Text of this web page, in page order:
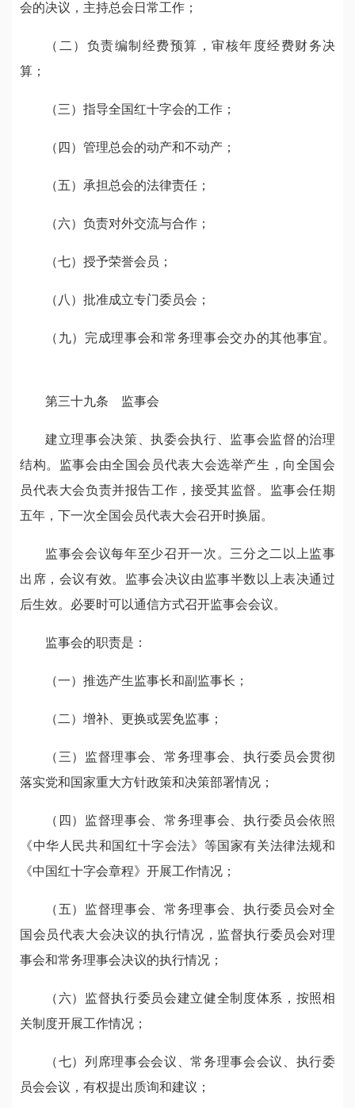
会的决议，主持总会日常工作；
（二）负责编制经费预算，审核年度经费财务决
算；
（三）指导全国红十字会的工作；
（四）管理总会的动产和不动产；
（五）承担总会的法律责任；
（六）负责对外交流与合作；
（七）授予荣誉会员；
（八）批准成立专门委员会；
（九）完成理事会和常务理事会交办的其他事宜。
第三十九条 监事会
建立理事会决策、执委会执行、监事会监督的治理
结构。监事会由全国会员代表大会选举产生，向全国会
员代表大会负责并报告工作，接受其监督。监事会任期
五年，下一次全国会员代表大会召开时换届。
监事会会议每年至少召开一次。三分之二以上监事
出席，会议有效。监事会决议由监事半数以上表决通过
后生效。必要时可以通信方式召开监事会会议。
监事会的职责是：
（一）推选产生监事长和副监事长；
（二）增补、更换或罢免监事；
（三）监督理事会、常务理事会、执行委员会贯彻
落实党和国家重大方针政策和决策部署情况；
（四）监督理事会、常务理事会、执行委员会依照
《中华人民共和国红十字会法》等国家有关法律法规和
《中国红十字会章程》开展工作情况；
（五）监督理事会、常务理事会、执行委员会对全
国会员代表大会决议的执行情况，监督执行委员会对理
事会和常务理事会决议的执行情况；
（六）监督执行委员会建立健全制度体系，按照相
关制度开展工作情况；
（七）列席理事会会议、常务理事会会议、执行委
员会会议，有权提出质询和建议；